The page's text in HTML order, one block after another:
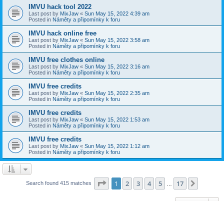
IMVU hack tool 2022
Last post by MixJaw « Sun May 15, 2022 4:39 am
Posted in Náměty a připomínky k foru
IMVU hack online free
Last post by MixJaw « Sun May 15, 2022 3:58 am
Posted in Náměty a připomínky k foru
IMVU free clothes online
Last post by MixJaw « Sun May 15, 2022 3:16 am
Posted in Náměty a připomínky k foru
IMVU free credits
Last post by MixJaw « Sun May 15, 2022 2:35 am
Posted in Náměty a připomínky k foru
IMVU free credits
Last post by MixJaw « Sun May 15, 2022 1:53 am
Posted in Náměty a připomínky k foru
IMVU free credits
Last post by MixJaw « Sun May 15, 2022 1:12 am
Posted in Náměty a připomínky k foru
Search found 415 matches Page 1of 17
1 2 3 4 5 17